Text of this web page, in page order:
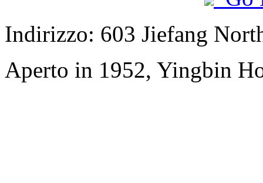
Indirizzo: 603 Jiefang
Aperto in 1952, Yingbin